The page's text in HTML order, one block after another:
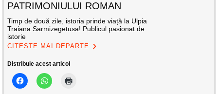
PATRIMONIULUI ROMAN
Timp de două zile, istoria prinde viață la Ulpia
Traiana Sarmizegetusa! Publicul pasionat de
istorie
CITEȘTE MAI DEPARTE
Distribuie acest articol